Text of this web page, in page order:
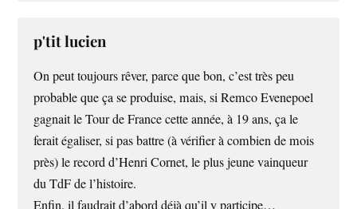
p'tit lucien
On peut toujours rêver, parce que bon, c’est très peu
probable que ça se produise, mais, si Remco Evenepoel
gagnait le Tour de France cette année, à 19 ans, ça le
ferait égaliser, si pas battre (à vérifier à combien de mois
près) le record d’Henri Cornet, le plus jeune vainqueur
du TdF de l’histoire.
Enfin, il faudrait d’abord déjà qu’il y participe…